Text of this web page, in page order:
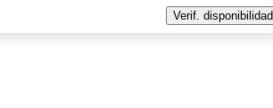
Verif. disponibilidad